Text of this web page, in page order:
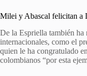
Milei y Abascal felicitan a
De la Espriella también ha
internacionales, como el
quien le ha congratulado
colombianos “por esta